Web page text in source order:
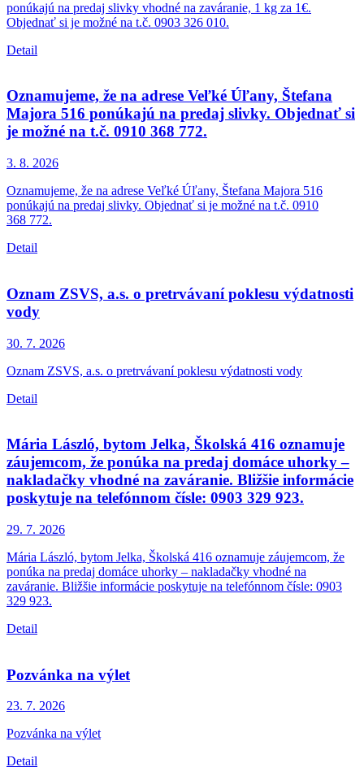
ponúkajú na predaj slivky vhodné na zaváranie, 1 kg za 1€.
Objednať si je možné na t.č. 0903 326 010.
Detail
Oznamujeme, že na adrese Veľké Úľany, Štefana
Majora 516 ponúkajú na predaj slivky. Objednať si
je možné na t.č. 0910 368 772.
3. 8. 2026
Oznamujeme, že na adrese Veľké Úľany, Štefana Majora 516
ponúkajú na predaj slivky. Objednať si je možné na t.č. 0910
368 772.
Detail
Oznam ZSVS, a.s. o pretrvávaní poklesu výdatnosti
vody
30. 7. 2026
Oznam ZSVS, a.s. o pretrvávaní poklesu výdatnosti vody
Detail
Mária László, bytom Jelka, Školská 416 oznamuje
záujemcom, že ponúka na predaj domáce uhorky –
nakladačky vhodné na zaváranie. Bližšie informácie
poskytuje na telefónnom čísle: 0903 329 923.
29. 7. 2026
Mária László, bytom Jelka, Školská 416 oznamuje záujemcom, že
ponúka na predaj domáce uhorky – nakladačky vhodné na
zaváranie. Bližšie informácie poskytuje na telefónnom čísle: 0903
329 923.
Detail
Pozvánka na výlet
23. 7. 2026
Pozvánka na výlet
Detail